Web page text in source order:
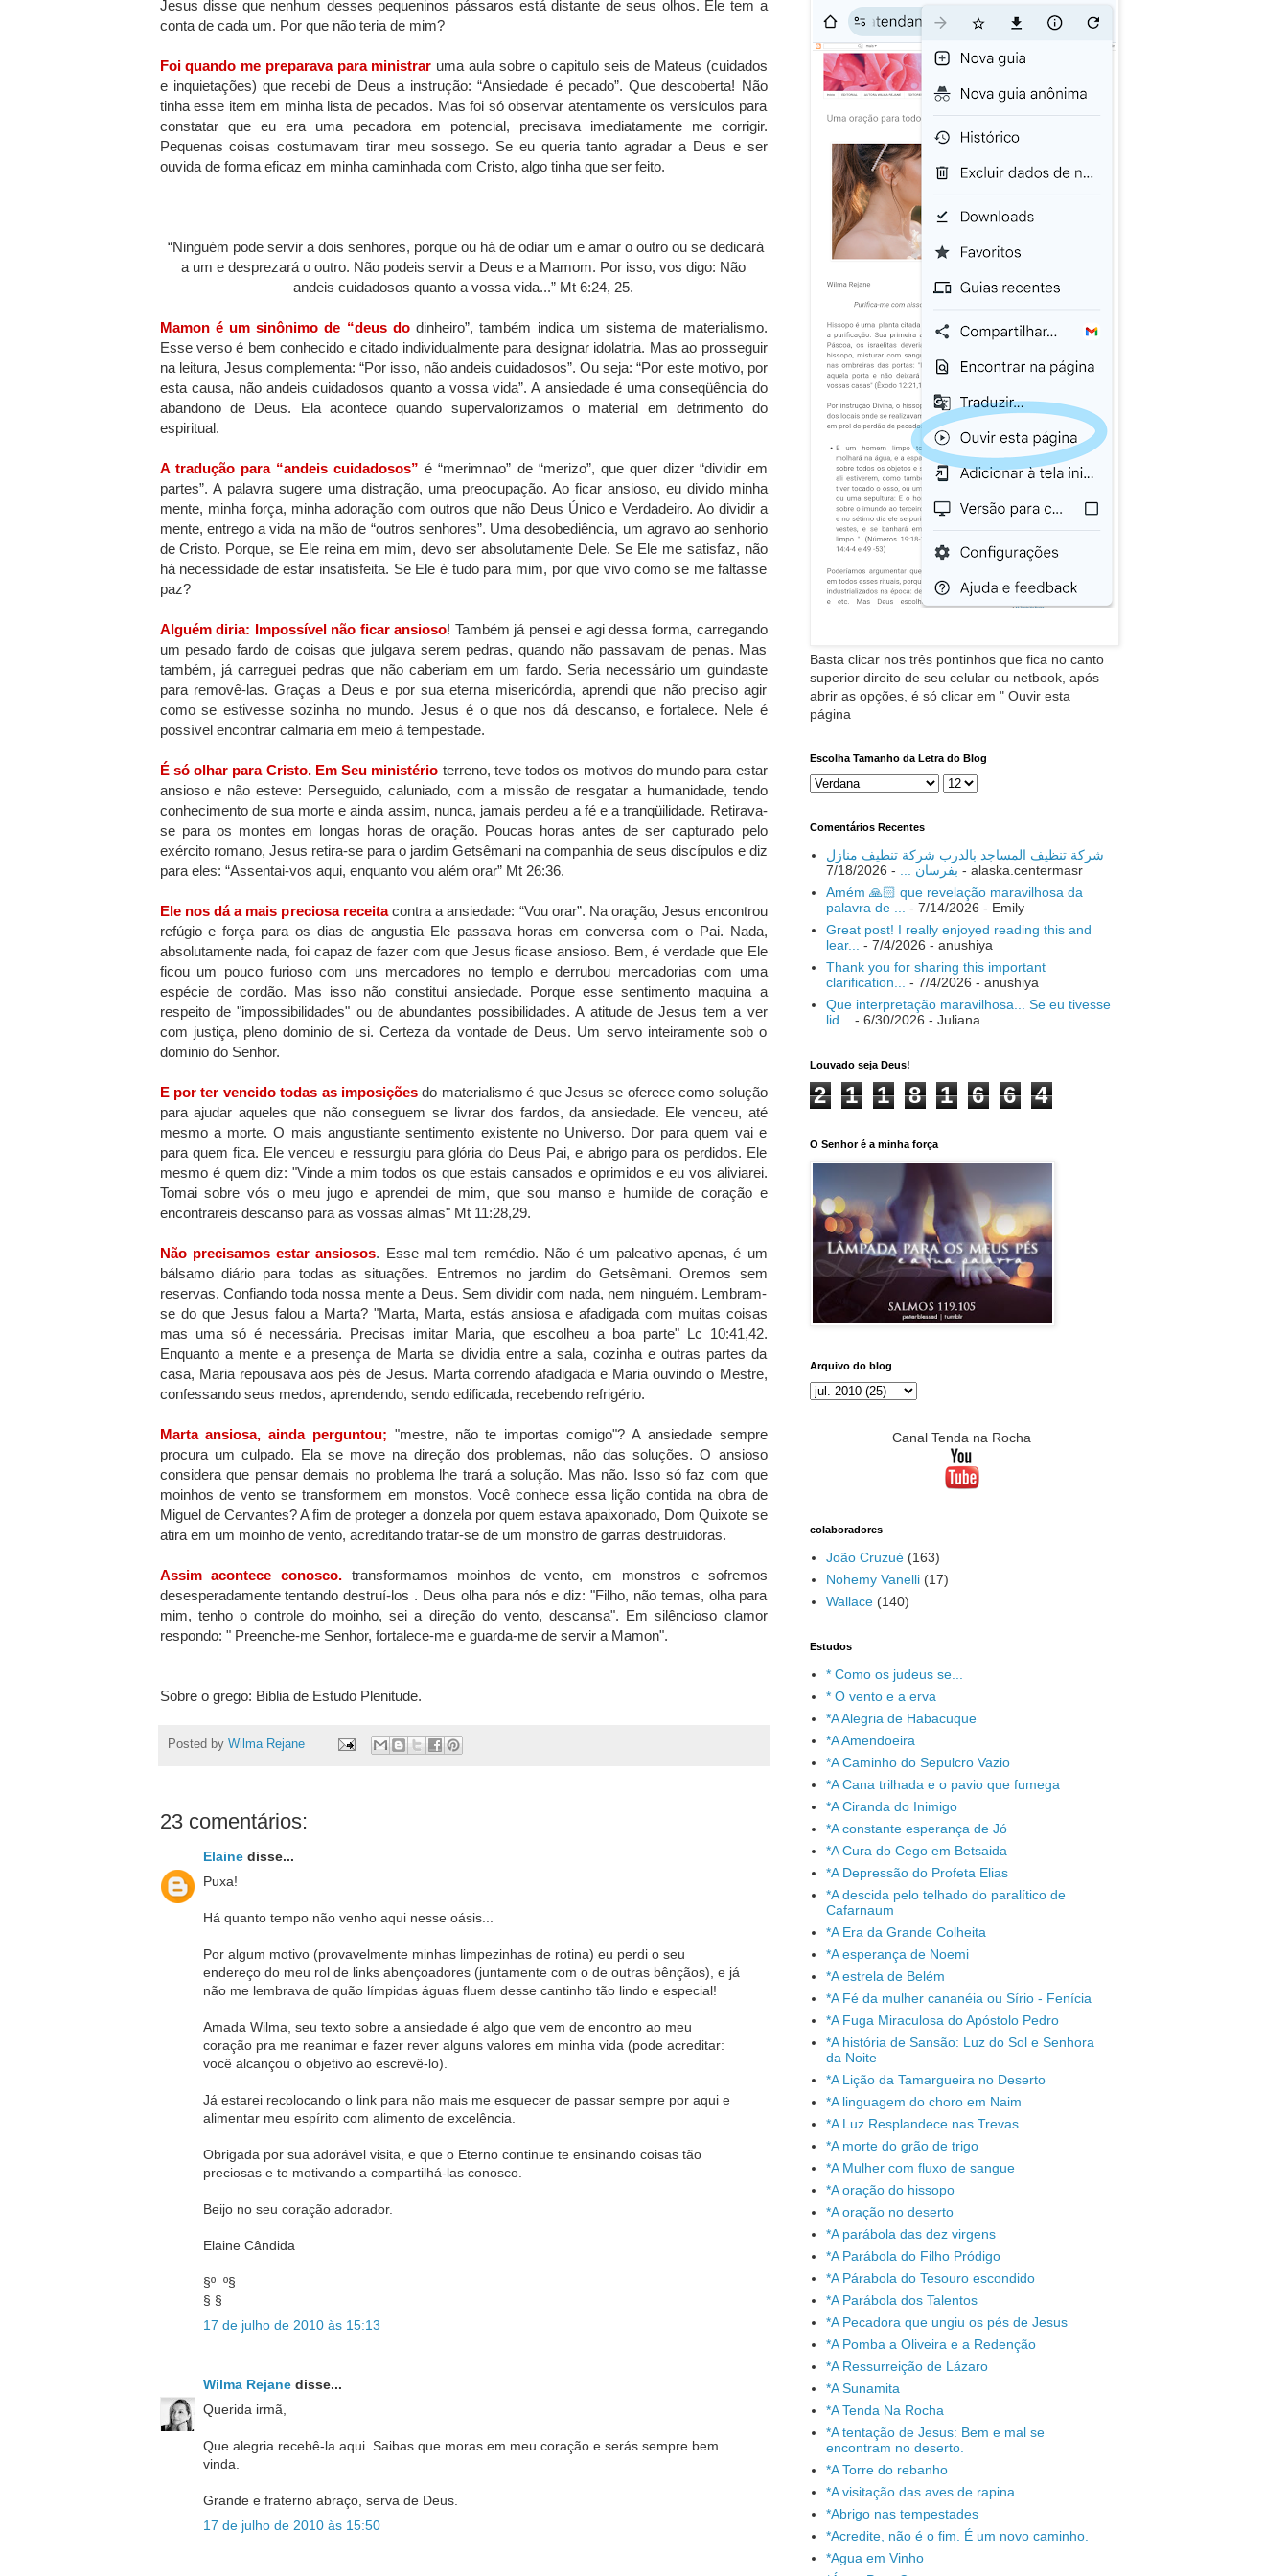
Jesus disse que nenhum desses pequeninos pássaros está distante de seus olhos. Ele tem a
conta de cada um. Por que não teria de mim?
Foi quando me preparava para ministrar uma aula sobre o capitulo seis de Mateus (cuidados
e inquietações) que recebi de Deus a instrução: “Ansiedade é pecado”. Que descoberta! Não
tinha esse item em minha lista de pecados. Mas foi só observar atentamente os versículos para
constatar que eu era uma pecadora em potencial, precisava imediatamente me corrigir.
Pequenas coisas costumavam tirar meu sossego. Se eu queria tanto agradar a Deus e ser
ouvida de forma eficaz em minha caminhada com Cristo, algo tinha que ser feito.
“Ninguém pode servir a dois senhores, porque ou há de odiar um e amar o outro ou se dedicará
a um e desprezará o outro. Não podeis servir a Deus e a Mamom. Por isso, vos digo: Não
andeis cuidadosos quanto a vossa vida...” Mt 6:24, 25.
Mamon é um sinônimo de “deus dodinheiro”, também indica um sistema de materialismo.
Esse verso é bem conhecido e citado individualmente para designar idolatria. Mas ao prosseguir
na leitura, Jesus complementa: “Por isso, não andeis cuidadosos”. Ou seja: “Por este motivo, por
esta causa, não andeis cuidadosos quanto a vossa vida”. A ansiedade é uma conseqüência do
abandono de Deus. Ela acontece quando supervalorizamos o material em detrimento do
espiritual.
A tradução para “andeis cuidadosos” é “merimnao” de “merizo”, que quer dizer “dividir em
partes”. A palavra sugere uma distração, uma preocupação. Ao ficar ansioso, eu divido minha
mente, minha força, minha adoração com outros que não Deus Único e Verdadeiro. Ao dividir a
mente, entrego a vida na mão de “outros senhores”. Uma desobediência, um agravo ao senhorio
de Cristo. Porque, se Ele reina em mim, devo ser absolutamente Dele. Se Ele me satisfaz, não
há necessidade de estar insatisfeita. Se Ele é tudo para mim, por que vivo como se me faltasse
paz?
Alguém diria: Impossível não ficar ansioso! Também já pensei e agi dessa forma, carregando
um pesado fardo de coisas que julgava serem pedras, quando não passavam de penas. Mas
também, já carreguei pedras que não caberiam em um fardo. Seria necessário um guindaste
para removê-las. Graças a Deus e por sua eterna misericórdia, aprendi que não preciso agir
como se estivesse sozinha no mundo. Jesus é o que nos dá descanso, e fortalece. Nele é
possível encontrar calmaria em meio à tempestade.
É só olhar para Cristo. Em Seu ministério terreno, teve todos os motivos do mundo para estar
ansioso e não esteve: Perseguido, caluniado, com a missão de resgatar a humanidade, tendo
conhecimento de sua morte e ainda assim, nunca, jamais perdeu a fé e a tranqüilidade. Retirava-
se para os montes em longas horas de oração. Poucas horas antes de ser capturado pelo
exército romano, Jesus retira-se para o jardim Getsêmani na companhia de seus discípulos e diz
para eles: “Assentai-vos aqui, enquanto vou além orar” Mt 26:36.
Ele nos dá a mais preciosa receitacontra a ansiedade: “Vou orar”. Na oração, Jesus encontrou
refúgio e força para os dias de angustia Ele passava horas em conversa com o Pai. Nada,
absolutamente nada, foi capaz de fazer com que Jesus ficase ansioso. Bem, é verdade que Ele
ficou um pouco furioso com uns mercadores no templo e derrubou mercadorias com uma
espécie de cordão. Mas isso não constitui ansiedade. Porque esse sentimento maquina a
respeito de "impossibilidades" ou de abundantes possibilidades. A atitude de Jesus tem a ver
com justiça, pleno dominio de si. Certeza da vontade de Deus. Um servo inteiramente sob o
dominio do Senhor.
E por ter vencido todas as imposiçõesdo materialismo é que Jesus se oferece como solução
para ajudar aqueles que não conseguem se livrar dos fardos, da ansiedade. Ele venceu, até
mesmo a morte. O mais angustiante sentimento existente no Universo. Dor para quem vai e
para quem fica. Ele venceu e ressurgiu para glória do Deus Pai, e abrigo para os perdidos. Ele
mesmo é quem diz: "Vinde a mim todos os que estais cansados e oprimidos e eu vos aliviarei.
Tomai sobre vós o meu jugo e aprendei de mim, que sou manso e humilde de coração e
encontrareis descanso para as vossas almas" Mt 11:28,29.
Não precisamos estar ansiosos. Esse mal tem remédio. Não é um paleativo apenas, é um
bálsamo diário para todas as situações. Entremos no jardim do Getsêmani. Oremos sem
reservas. Confiando toda nossa mente a Deus. Sem dividir com nada, nem ninguém. Lembram-
se do que Jesus falou a Marta? "Marta, Marta, estás ansiosa e afadigada com muitas coisas
mas uma só é necessária. Precisas imitar Maria, que escolheu a boa parte" Lc 10:41,42.
Enquanto a mente e a presença de Marta se dividia entre a sala, cozinha e outras partes da
casa, Maria repousava aos pés de Jesus. Marta correndo afadigada e Maria ouvindo o Mestre,
confessando seus medos, aprendendo, sendo edificada, recebendo refrigério.
Marta ansiosa, ainda perguntou; "mestre, não te importas comigo"? A ansiedade sempre
procura um culpado. Ela se move na direção dos problemas, não das soluções. O ansioso
considera que pensar demais no problema lhe trará a solução. Mas não. Isso só faz com que
moinhos de vento se transformem em monstos. Você conhece essa lição contida na obra de
Miguel de Cervantes? A fim de proteger a donzela por quem estava apaixonado, Dom Quixote se
atira em um moinho de vento, acreditando tratar-se de um monstro de garras destruidoras.
Assim acontece conosco. transformamos moinhos de vento, em monstros e sofremos
desesperadamente tentando destruí-los . Deus olha para nós e diz: "Filho, não temas, olha para
mim, tenho o controle do moinho, sei a direção do vento, descansa". Em silêncioso clamor
respondo: " Preenche-me Senhor, fortalece-me e guarda-me de servir a Mamon".
Sobre o grego: Biblia de Estudo Plenitude.
Posted by Wilma Rejane
23 comentários:
Elainedisse...
Puxa!
Há quanto tempo não venho aqui nesse oásis...
Por algum motivo (provavelmente minhas limpezinhas de rotina) eu perdi o seu
endereço do meu rol de links abençoadores (juntamente com o de outras bênçãos), e já
não me lembrava de quão límpidas águas fluem desse cantinho tão lindo e especial!
Amada Wilma, seu texto sobre a ansiedade é algo que vem de encontro ao meu
coração pra me reanimar e fazer rever alguns valores em minha vida (pode acreditar:
você alcançou o objetivo ao escrevê-lo).
Já estarei recolocando o link para não mais me esquecer de passar sempre por aqui e
alimentar meu espírito com alimento de excelência.
Obrigada por sua adorável visita, e que o Eterno continue te ensinando coisas tão
preciosas e te motivando a compartilhá-las conosco.
Beijo no seu coração adorador.
Elaine Cândida
§º_º§
§ §
17 de julho de 2010 às 15:13
Wilma Rejanedisse...
Querida irmã,
Que alegria recebê-la aqui. Saibas que moras em meu coração e serás sempre bem
vinda.
Grande e fraterno abraço, serva de Deus.
17 de julho de 2010 às 15:50
Basta clicar nos três pontinhos que fica no canto
superior direito de seu celular ou netbook, após
abrir as opções, é só clicar em " Ouvir esta
página
Escolha Tamanho da Letra do Blog
Comentários Recentes
شركة تنظيف المساجد بالدرب شركة تنظيف منازل
بفرسان ...
- 7/18/2026
- alaska.centermasr
Amém 🙏🏻 que revelação maravilhosa da
palavra de ...
- 7/14/2026 - Emily
Great post! I really enjoyed reading this and
lear...
- 7/4/2026 - anushiya
Thank you for sharing this important
clarification...
- 7/4/2026 - anushiya
Que interpretação maravilhosa... Se eu tivesse
lid...
- 6/30/2026 - Juliana
Louvado seja Deus!
2 1 1 8 1 6 6 4
O Senhor é a minha força
Arquivo do blog
Canal Tenda na Rocha
colaboradores
João Cruzué (163)
Nohemy Vanelli (17)
Wallace (140)
Estudos
* Como os judeus se...
* O vento e a erva
*A Alegria de Habacuque
*A Amendoeira
*A Caminho do Sepulcro Vazio
*A Cana trilhada e o pavio que fumega
*A Ciranda do Inimigo
*A constante esperança de Jó
*A Cura do Cego em Betsaida
*A Depressão do Profeta Elias
*A descida pelo telhado do paralítico de
Cafarnaum
*A Era da Grande Colheita
*A esperança de Noemi
*A estrela de Belém
*A Fé da mulher cananéia ou Sírio - Fenícia
*A Fuga Miraculosa do Apóstolo Pedro
*A história de Sansão: Luz do Sol e Senhora
da Noite
*A Lição da Tamargueira no Deserto
*A linguagem do choro em Naim
*A Luz Resplandece nas Trevas
*A morte do grão de trigo
*A Mulher com fluxo de sangue
*A oração do hissopo
*A oração no deserto
*A parábola das dez virgens
*A Parábola do Filho Pródigo
*A Párabola do Tesouro escondido
*A Parábola dos Talentos
*A Pecadora que ungiu os pés de Jesus
*A Pomba a Oliveira e a Redenção
*A Ressurreição de Lázaro
*A Sunamita
*A Tenda Na Rocha
*A tentação de Jesus: Bem e mal se
encontram no deserto.
*A Torre do rebanho
*A visitação das aves de rapina
*Abrigo nas tempestades
*Acredite, não é o fim. É um novo caminho.
*Agua em Vinho